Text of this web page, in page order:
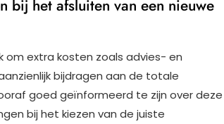
bij het afsluiten van een nieuwe
om extra kosten zoals advies- en
bijdragen aan de totale
goed geïnformeerd te zijn over deze
bij het kiezen van de juiste